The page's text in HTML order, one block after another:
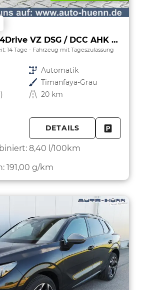
2.0 TSI 195 kW 4Drive VZ DSG / DCC AHK schwe
14 Tage Fahrzeug mit Tageszulassung
Getriebe Automatik
Außenfarbe Timanfaya-Grau
Kilometerstand 20 km
DETAILS
8,40 l/100km
191,00 g/km